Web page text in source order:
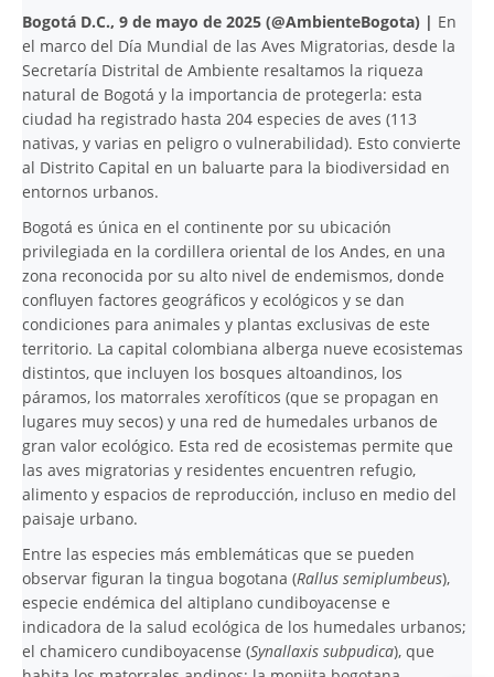
Bogotá D.C., 9 de mayo de 2025 (@AmbienteBogota) | En
el marco del Día Mundial de las Aves Migratorias, desde la
Secretaría Distrital de Ambiente resaltamos la riqueza
natural de Bogotá y la importancia de protegerla: esta
ciudad ha registrado hasta 204 especies de aves (113
nativas, y varias en peligro o vulnerabilidad). Esto convierte
al Distrito Capital en un baluarte para la biodiversidad en
entornos urbanos.
Bogotá es única en el continente por su ubicación
privilegiada en la cordillera oriental de los Andes, en una
zona reconocida por su alto nivel de endemismos, donde
confluyen factores geográficos y ecológicos y se dan
condiciones para animales y plantas exclusivas de este
territorio. La capital colombiana alberga nueve ecosistemas
distintos, que incluyen los bosques altoandinos, los
páramos, los matorrales xerofíticos (que se propagan en
lugares muy secos) y una red de humedales urbanos de
gran valor ecológico. Esta red de ecosistemas permite que
las aves migratorias y residentes encuentren refugio,
alimento y espacios de reproducción, incluso en medio del
paisaje urbano.
Entre las especies más emblemáticas que se pueden
observar figuran la tingua bogotana (Rallus semiplumbeus),
especie endémica del altiplano cundiboyacense e
indicadora de la salud ecológica de los humedales urbanos;
el chamicero cundiboyacense (Synallaxis subpudica), que